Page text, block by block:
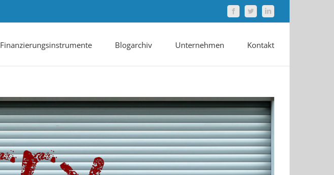
FacebookTwitterLinkedIn
Finanzierungsinstrumente Blogarchiv Unternehmen Kontakt